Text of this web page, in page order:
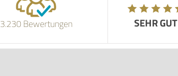
3.230 Bewertungen SEHR GUT